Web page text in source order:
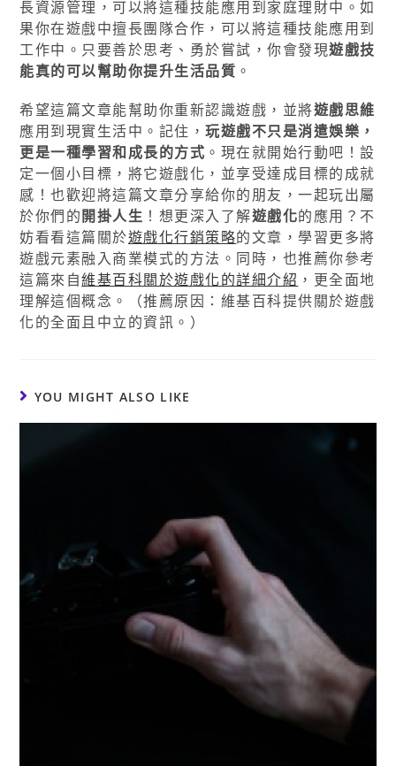
長資源管理，可以將這種技能應用到家庭理財中。如
果你在遊戲中擅長團隊合作，可以將這種技能應用到
工作中。只要善於思考、勇於嘗試，你會發現遊戲技
能真的可以幫助你提升生活品質 。
希望這篇文章能幫助你重新認識遊戲，並將遊戲思維
應用到現實生活中。記住，玩遊戲不只是消遣娛樂，
更是一種學習和成長的方式 。現在就開始行動吧！設
定一個小目標，將它遊戲化，並享受達成目標的成就
感！也歡迎將這篇文章分享給你的朋友，一起玩出屬
於你們的開掛人生 ！想更深入了解遊戲化的應用？不
妨看看這篇關於遊戲化行銷策略的文章，學習更多將
遊戲元素融入商業模式的方法。同時，也推薦你參考
這篇來自維基百科關於遊戲化的詳細介紹 ，更全面地
理解這個概念。（推薦原因：維基百科提供關於遊戲
化的全面且中立的資訊。）
YOU MIGHT ALSO LIKE